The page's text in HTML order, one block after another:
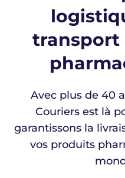
transport
Avec plus de 40
Couriers est là
garantissons la
vos produits